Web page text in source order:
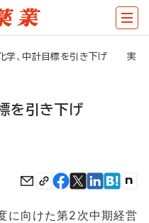
化学、中計目標を引き下げ 実
を引き下げ
向けた第2次中期経営